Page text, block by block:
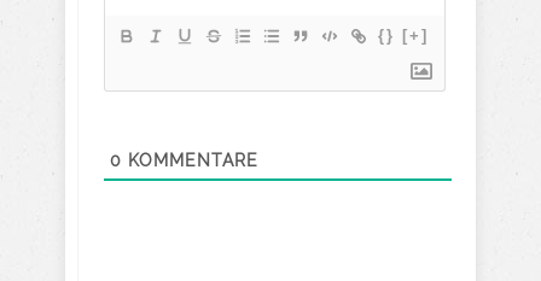
{} [+]
0 KOMMENTARE